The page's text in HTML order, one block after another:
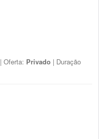
| Oferta: Privado | Duração